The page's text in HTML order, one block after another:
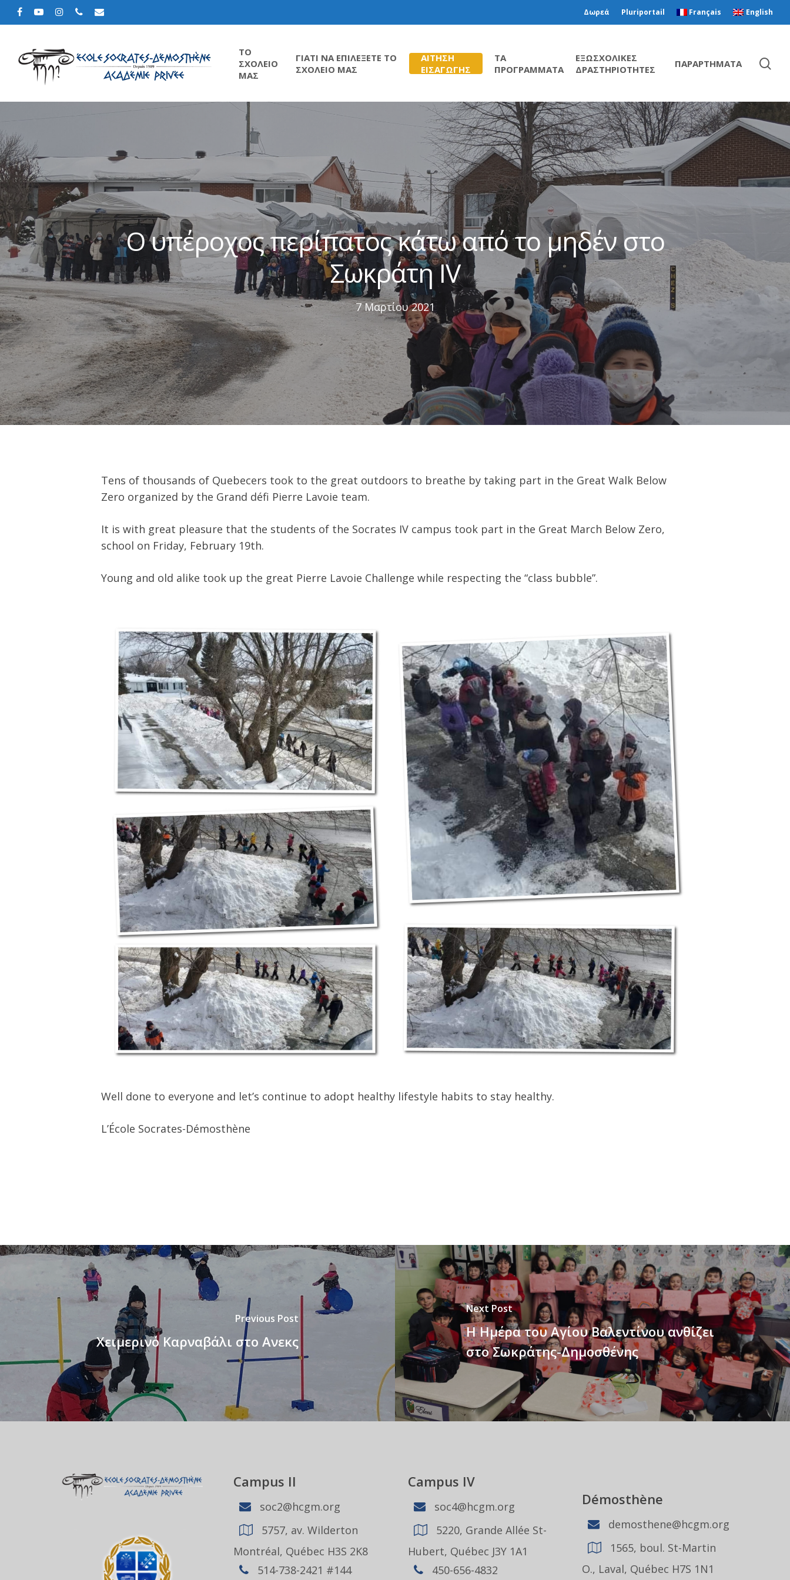
Δωρεά Pluriportail Français English
Hit enter to search or ESC to close
TΟ
ΣΧΟΛΕΙΟ
ΜΑΣ
ΓΙΑΤΙ ΝΑ ΕΠΙΛΕΞΕΤΕ ΤΟ
ΣΧΟΛΕΙΟ ΜΑΣ
ΑΙΤΗΣΗ
ΕΙΣΑΓΩΓΗΣ
ΤΑ
ΠΡΟΓΡΑΜΜΑΤΑ
ΕΞΩΣΧΟΛΙΚΕΣ
ΔΡΑΣΤΗΡΙΟΤΗΤΕΣ
ΠΑΡΑΡΤΗΜΑΤΑ
Ο υπέροχος περίπατος κάτω από το μηδέν στο
Σωκράτη IV
7 Μαρτίου 2021
Tens of thousands of Quebecers took to the great outdoors to breathe by taking part in the Great Walk Below
Zero organized by the Grand défi Pierre Lavoie team.
It is with great pleasure that the students of the Socrates IV campus took part in the Great March Below Zero,
school on Friday, February 19th.
Young and old alike took up the great Pierre Lavoie Challenge while respecting the “class bubble”.
Well done to everyone and let’s continue to adopt healthy lifestyle habits to stay healthy.
L’École Socrates-Démosthène
Previous Post
Χειμερινό Καρναβάλι στο Ανεκς
Next Post
Η Ημέρα του Αγίου Βαλεντίνου ανθίζει
στο Σωκράτης-Δημοσθένης
Campus II
soc2@hcgm.org
5757, av. Wilderton
Montréal, Québec H3S 2K8
514-738-2421 #144
Campus IV
soc4@hcgm.org
5220, Grande Allée St-
Hubert, Québec J3Y 1A1
450-656-4832
Démosthène
demosthene@hcgm.org
1565, boul. St-Martin
O., Laval, Québec H7S 1N1